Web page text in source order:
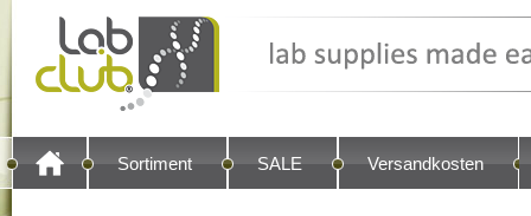
Sortiment SALE Versandkosten